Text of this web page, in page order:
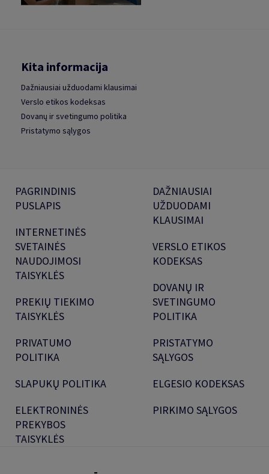
Kita informacija
Dažniausiai užduodami klausimai
Verslo etikos kodeksas
Dovanų ir svetingumo politika
Pristatymo sąlygos
PAGRINDINIS
PUSLAPIS
INTERNETINĖS
SVETAINĖS
NAUDOJIMOSI
TAISYKLĖS
PREKIŲ TIEKIMO
TAISYKLĖS
PRIVATUMO
POLITIKA
SLAPUKŲ POLITIKA
ELEKTRONINĖS
PREKYBOS
TAISYKLĖS
DAŽNIAUSIAI
UŽDUODAMI
KLAUSIMAI
VERSLO ETIKOS
KODEKSAS
DOVANŲ IR
SVETINGUMO
POLITIKA
PRISTATYMO
SĄLYGOS
ELGESIO KODEKSAS
PIRKIMO SĄLYGOS